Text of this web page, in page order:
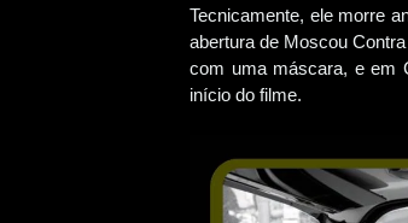
Tecnicamente, ele morre
abertura de Moscou
com uma máscara, e em
início do filme.